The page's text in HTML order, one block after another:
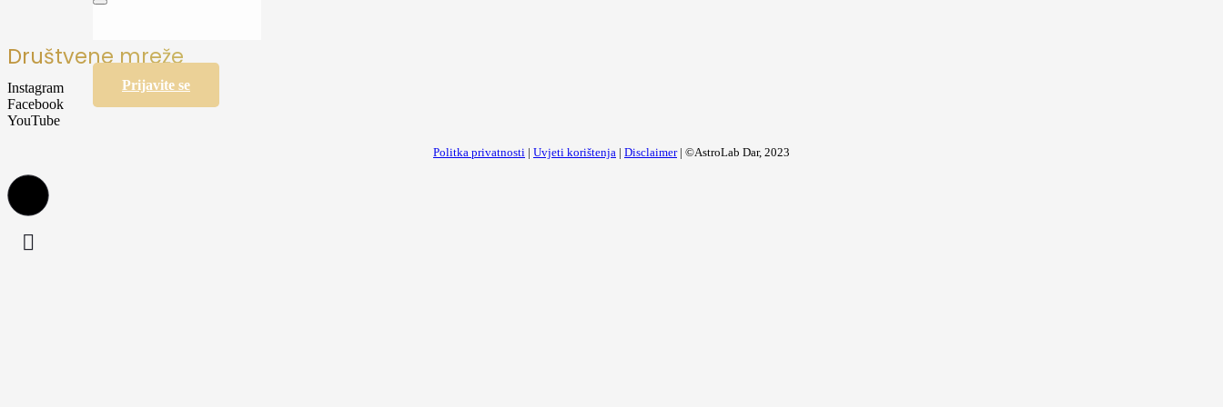
Prijavite se
Društvene mreže
Instagram
Facebook
YouTube
Politka privatnosti | Uvjeti korištenja | Disclaimer| ©AstroLab Dar, 2023